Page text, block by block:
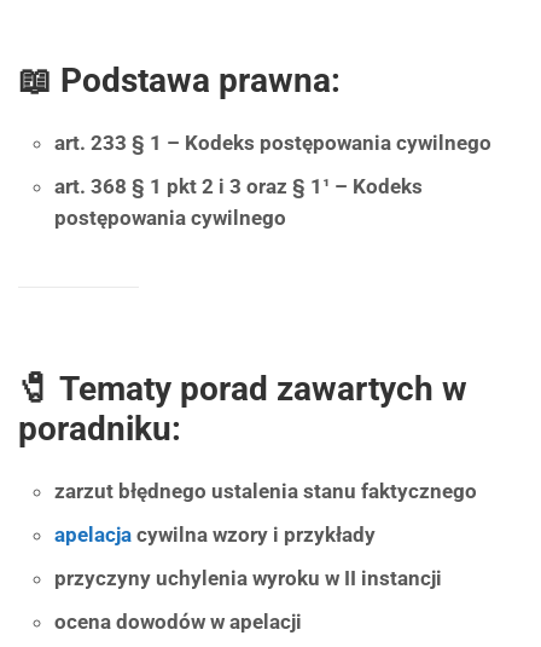
📖 Podstawa prawna:
art. 233 § 1 – Kodeks postępowania cywilnego
art. 368 § 1 pkt 2 i 3 oraz § 1¹ – Kodeks
postępowania cywilnego
🧷 Tematy porad zawartych w
poradniku:
zarzut błędnego ustalenia stanu faktycznego
apelacja cywilna wzory i przykłady
przyczyny uchylenia wyroku w II instancji
ocena dowodów w apelacji